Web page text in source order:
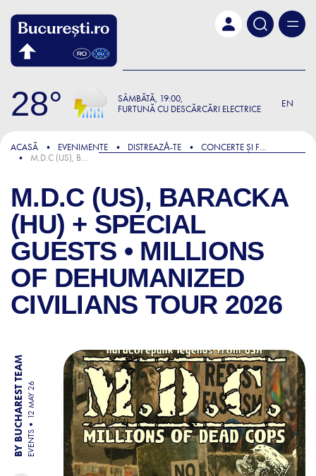
28 SÂMBĂTĂ 19:00
FURTUNĂ CU DESCĂRCĂRI ELECTRICE
EN
ACASĂ EVENIMENTE DISTREAZǍ-TE
CONCERTE ȘI FESTIVALURI
M.D.C (US), BARACKA (HU) + SPECIAL GUESTS • MILLIONS OF DEHUMANIZED CIVILIANS TOUR 2026
M.D.C (US), BARACKA
(HU) + SPECIAL
GUESTS • MILLIONS
OF DEHUMANIZED
CIVILIANS TOUR 2026
BY BUCHAREST TEAM EVENTS
12 MAY 26